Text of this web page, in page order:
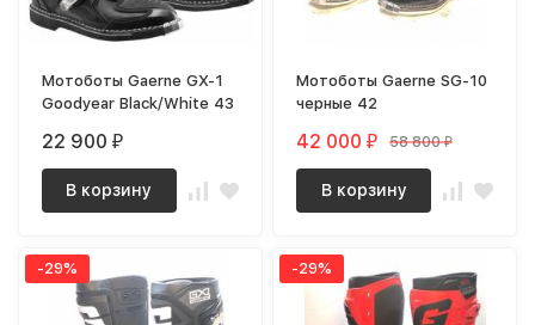
Мотоботы Gaerne GX-1
Goodyear Black/White 43
22 900₽
В корзину
Мотоботы Gaerne SG-10
черные 42
42 000₽ 58 800₽
В корзину
-29% -29%